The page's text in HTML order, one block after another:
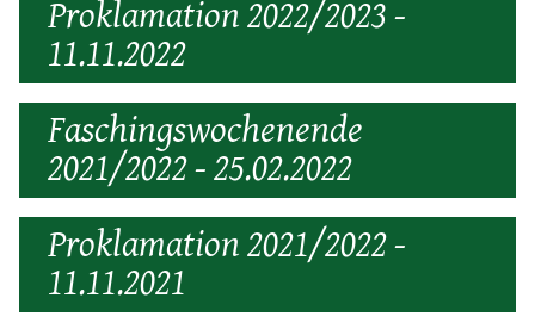
Proklamation 2022/2023 -
11.11.2022
Faschingswochenende
2021/2022 - 25.02.2022
Proklamation 2021/2022 -
11.11.2021